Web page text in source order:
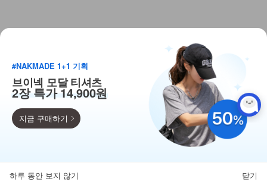
득템찬스
#NAKMADE 1+1 기획
브이넥 모달 티셔츠
2장 특가 14,900원
지금 구매하기
하루 동안 보지 않기 닫기
뒤로가기 카테고리 마이페이지